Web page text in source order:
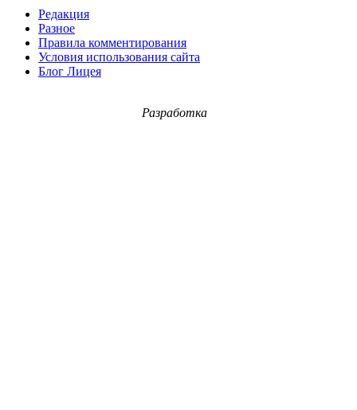
Редакция
Разное
Правила комментирования
Условия использования сайта
Блог Лицея
Разработка